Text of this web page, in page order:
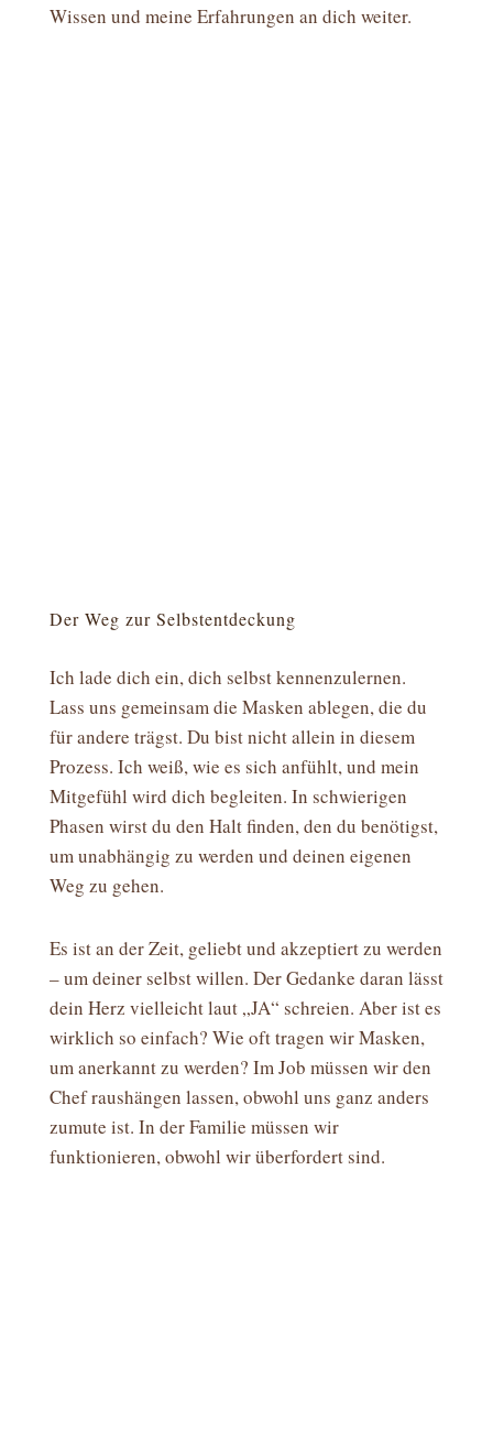
Wissen und meine Erfahrungen an dich weiter.
Der Weg zur Selbstentdeckung
Ich lade dich ein, dich selbst kennenzulernen.
Lass uns gemeinsam die Masken ablegen, die du
für andere trägst. Du bist nicht allein in diesem
Prozess. Ich weiß, wie es sich anfühlt, und mein
Mitgefühl wird dich begleiten. In schwierigen
Phasen wirst du den Halt finden, den du benötigst,
um unabhängig zu werden und deinen eigenen
Weg zu gehen.
Es ist an der Zeit, geliebt und akzeptiert zu werden
– um deiner selbst willen. Der Gedanke daran lässt
dein Herz vielleicht laut „JA“ schreien. Aber ist es
wirklich so einfach? Wie oft tragen wir Masken,
um anerkannt zu werden? Im Job müssen wir den
Chef raushängen lassen, obwohl uns ganz anders
zumute ist. In der Familie müssen wir
funktionieren, obwohl wir überfordert sind.